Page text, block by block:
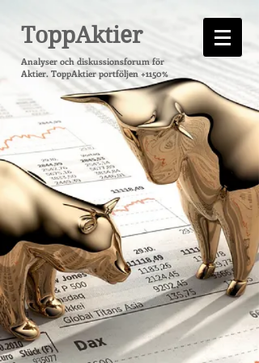
ToppAktier
Analyser och diskussionsforum för
Aktier. ToppAktier portföljen +1150%